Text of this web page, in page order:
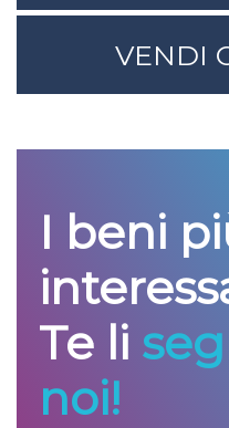
VENDI
I beni
Te li
noi!